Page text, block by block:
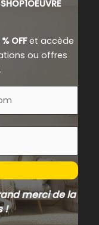
OFFet accède
ou offres
merci de la
!